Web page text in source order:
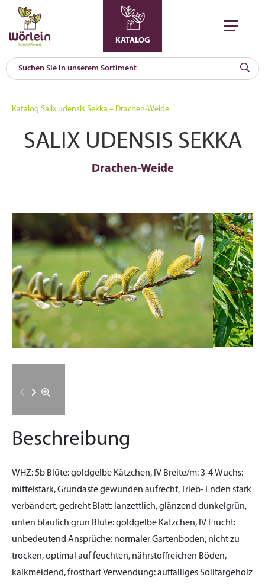
KATALOG
Katalog Salix udensis Sekka – Drachen-Weide
SALIX UDENSIS SEKKA
Drachen-Weide
Beschreibung
WHZ:5b Blüte:goldgelbe Kätzchen, IV Breite/m:3-4Wuchs:
mittelstark, Grundäste gewunden aufrecht, Trieb- Enden stark
verbändert, gedreht Blatt: lanzettlich, glänzend dunkelgrün,
unten bläulich grün Blüte:goldgelbe Kätzchen, IV Frucht:
unbedeutend Ansprüche: normaler Gartenboden, nicht zu
trocken, optimal auf feuchten, nährstoffreichen Böden,
kalkmeidend, frosthartVerwendung:auffälliges Solitärgehölz